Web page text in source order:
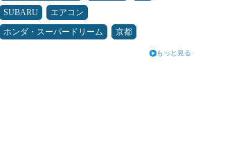
SUBARU
エアコン
ホンダ・スーパードリーム
京都
もっと見る